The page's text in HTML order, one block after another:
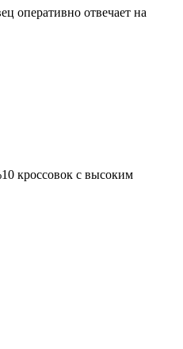
оперативно отвечает на
кроссовок с высоким